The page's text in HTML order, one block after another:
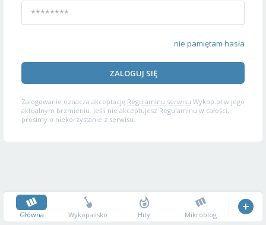
nie pamiętam hasła
ZALOGUJ SIĘ
Zalogowanie oznacza akceptację Regulaminu serwisu Wykop.pl w jego
aktualnym brzmieniu. Jeśli nie akceptujesz Regulaminu w całości,
prosimy o niekorzystanie z serwisu.
Główna Wykopalisko Hity Mikroblog